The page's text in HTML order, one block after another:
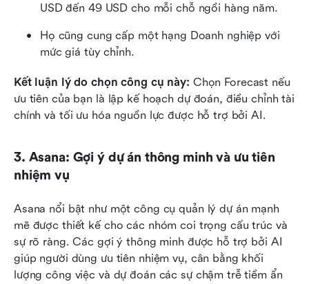
USD đến 49 USD cho mỗi chỗ ngồi hàng năm.
Họ cũng cung cấp một hạng Doanh nghiệp với
mức giá tùy chỉnh.
Kết luận lý do chọn công cụ này: Chọn Forecast nếu
ưu tiên của bạn là lập kế hoạch dự đoán, điều chỉnh tài
chính và tối ưu hóa nguồn lực được hỗ trợ bởi AI.
3. Asana: Gợi ý dự án thông minh và ưu tiên
nhiệm vụ
Asana nổi bật như một công cụ quản lý dự án mạnh
mẽ được thiết kế cho các nhóm coi trọng cấu trúc và
sự rõ ràng. Các gợi ý thông minh được hỗ trợ bởi AI
giúp người dùng ưu tiên nhiệm vụ, cân bằng khối
lượng công việc và dự đoán các sự chậm trễ tiềm ẩn